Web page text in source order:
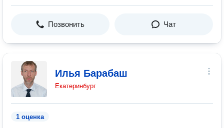
Позвонить Чат
Илья Барабаш
Екатеринбург
1 оценка